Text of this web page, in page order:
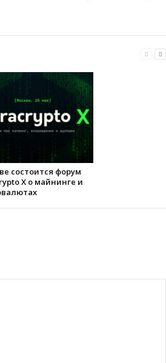
состоится форум
X о майнинге и